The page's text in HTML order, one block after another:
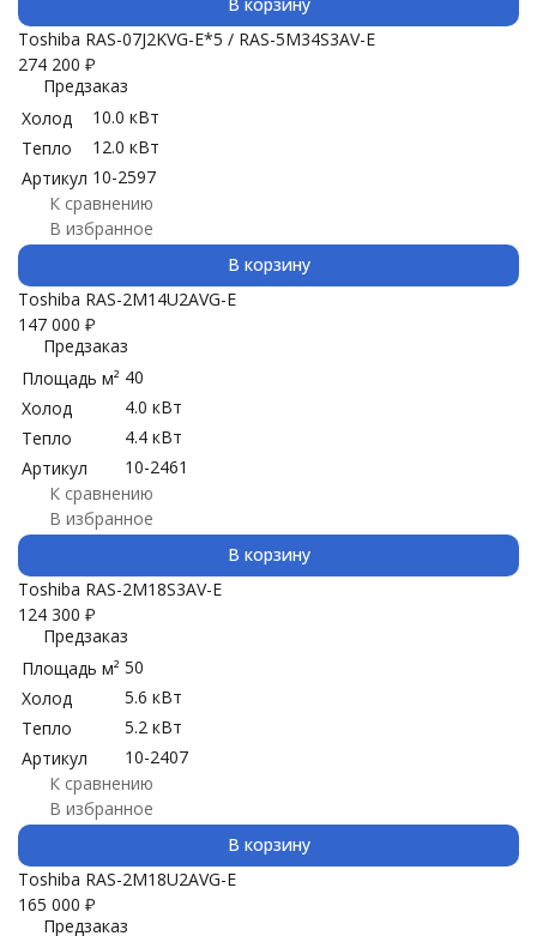
Toshiba RAS-07J2KVG-E*5 / RAS-5M34S3AV-E
274 200 ₽
Предзаказ
Холод
10.0 кВт
Тепло
12.0 кВт
Артикул 10-2597
К сравнению
В избранное
В корзину
Toshiba RAS-2M14U2AVG-E
147 000 ₽
Предзаказ
Площадь м² 40
Холод
4.0 кВт
Тепло
4.4 кВт
Артикул
10-2461
К сравнению
В избранное
В корзину
Toshiba RAS-2M18S3AV-E
124 300 ₽
Предзаказ
Площадь м² 50
Холод
5.6 кВт
Тепло
5.2 кВт
Артикул
10-2407
К сравнению
В избранное
В корзину
Toshiba RAS-2M18U2AVG-E
165 000 ₽
Предзаказ